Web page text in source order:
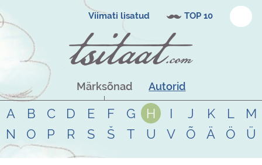
Viimati lisatud TOP 10
Märksõnad Autorid
A B C D E F G H I J K L
M
N
O P R S Š T U V Õ Ä Ö Ü